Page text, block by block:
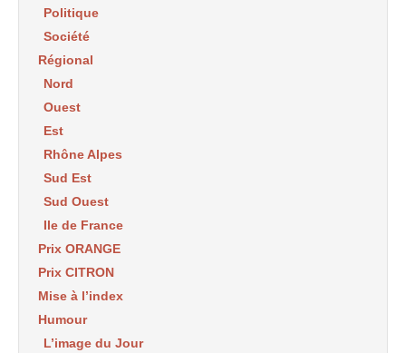
Politique
Société
Régional
Nord
Ouest
Est
Rhône Alpes
Sud Est
Sud Ouest
Ile de France
Prix ORANGE
Prix CITRON
Mise à l’index
Humour
L’image du Jour